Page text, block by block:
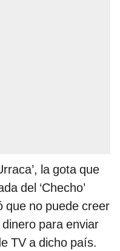
la gota que
del ‘Checho’
que no puede creer
dinero para enviar
TV a dicho país.